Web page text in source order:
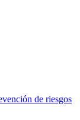
de riesgos